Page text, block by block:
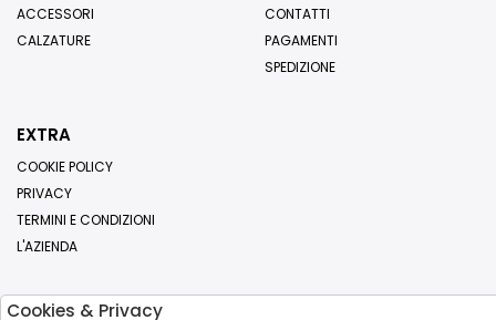
ACCESSORI
CALZATURE
CONTATTI
PAGAMENTI
SPEDIZIONE
EXTRA
COOKIE POLICY
PRIVACY
TERMINI E CONDIZIONI
L'AZIENDA
Cookies & Privacy